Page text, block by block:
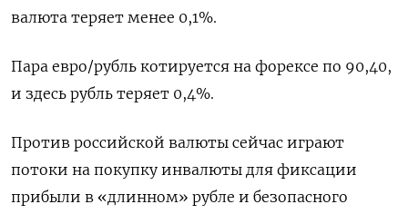
валюта теряет менее 0,1%.
Пара евро/рубль котируется на форексе по 90,40,
и здесь рубль теряет 0,4%.
Против российской валюты сейчас играют
потоки на покупку инвалюты для фиксации
прибыли в «длинном» рубле и безопасного